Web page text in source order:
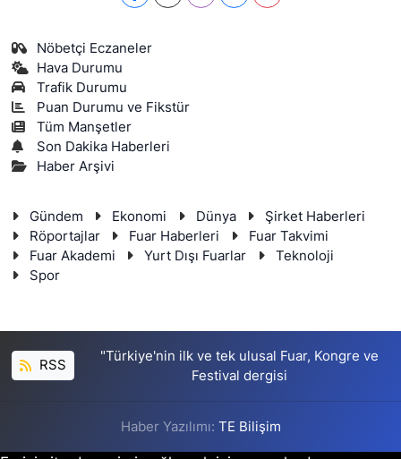
Nöbetçi Eczaneler
Hava Durumu
Trafik Durumu
Puan Durumu ve Fikstür
Tüm Manşetler
Son Dakika Haberleri
Haber Arşivi
Gündem Ekonomi Dünya
Şirket Haberleri
Röportajlar
Fuar Haberleri
Fuar Takvimi
Fuar Akademi
Yurt Dışı Fuarlar
Teknoloji
Spor
RSS
"Türkiye'nin ilk ve tek ulusal Fuar, Kongre ve
Festival dergisi
Haber Yazılımı: TE Bilişim